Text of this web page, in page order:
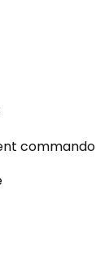
commando